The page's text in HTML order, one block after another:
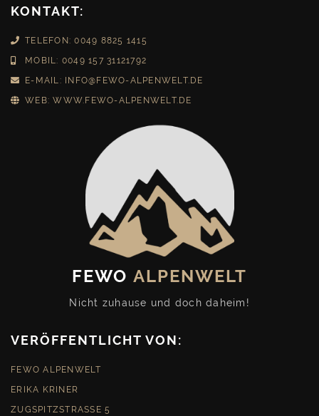
KONTAKT:
TELEFON: 0049 8825 1415
MOBIL: 0049 157 31121792
E-MAIL: INFO@FEWO-ALPENWELT.DE
WEB: WWW.FEWO-ALPENWELT.DE
FEWO ALPENWELT
Nicht zuhause und doch daheim!
VERÖFFENTLICHT VON:
FEWO ALPENWELT
ERIKA KRINER
ZUGSPITZSTRASSE 5